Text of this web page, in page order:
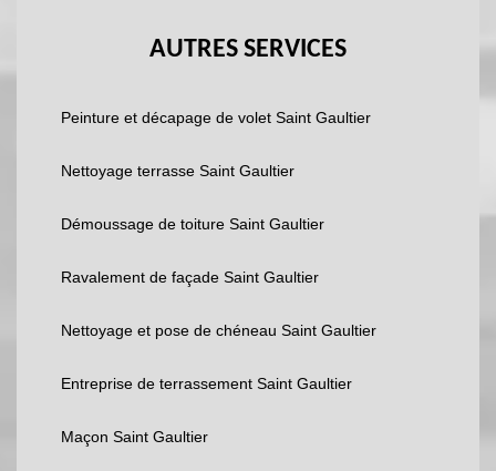
AUTRES SERVICES
Peinture et décapage de volet Saint Gaultier
Nettoyage terrasse Saint Gaultier
Démoussage de toiture Saint Gaultier
Ravalement de façade Saint Gaultier
Nettoyage et pose de chéneau Saint Gaultier
Entreprise de terrassement Saint Gaultier
Maçon Saint Gaultier